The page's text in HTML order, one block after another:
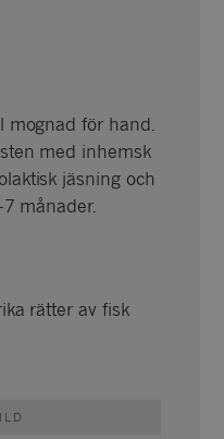
mognad för hand.
med inhemsk
jäsning och
månader.
rätter av fisk